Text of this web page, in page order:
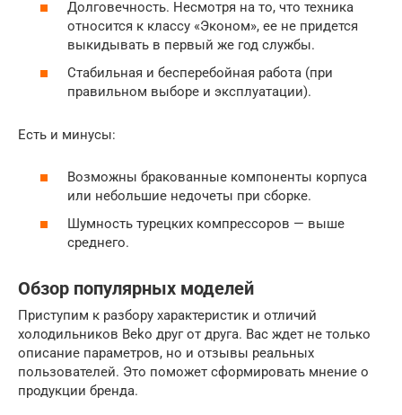
Долговечность. Несмотря на то, что техника
относится к классу «Эконом», ее не придется
выкидывать в первый же год службы.
Стабильная и бесперебойная работа (при
правильном выборе и эксплуатации).
Есть и минусы:
Возможны бракованные компоненты корпуса
или небольшие недочеты при сборке.
Шумность турецких компрессоров — выше
среднего.
Обзор популярных моделей
Приступим к разбору характеристик и отличий
холодильников Beko друг от друга. Вас ждет не только
описание параметров, но и отзывы реальных
пользователей. Это поможет сформировать мнение о
продукции бренда.